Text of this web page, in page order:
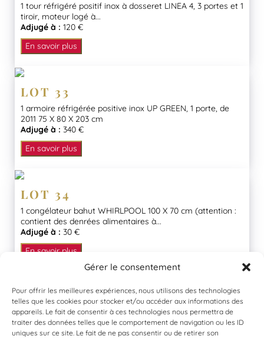
Gérer le consentement
Pour offrir les meilleures expériences, nous utilisons des technologies
telles que les cookies pour stocker et/ou accéder aux informations des
appareils. Le fait de consentir à ces technologies nous permettra de
traiter des données telles que le comportement de navigation ou les ID
uniques sur ce site. Le fait de ne pas consentir ou de retirer son
1 tour réfrigéré positif inox à dosseret LINEA 4, 3 portes et 1
tiroir, moteur logé à...
Adjugé à : 120 €
En savoir plus
LOT 33
1 armoire réfrigérée positive inox UP GREEN, 1 porte, de
2011 75 X 80 X 203 cm
Adjugé à : 340 €
En savoir plus
LOT 34
1 congélateur bahut WHIRLPOOL 100 X 70 cm (attention :
contient des denrées alimentaires à...
Adjugé à : 30 €
En savoir plus